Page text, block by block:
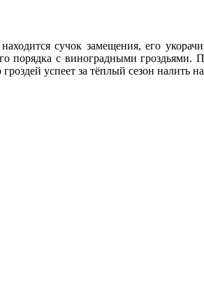
сучок замещения, его
порядка с виноградными гроздьями.
успеет за тёплый сезон налить